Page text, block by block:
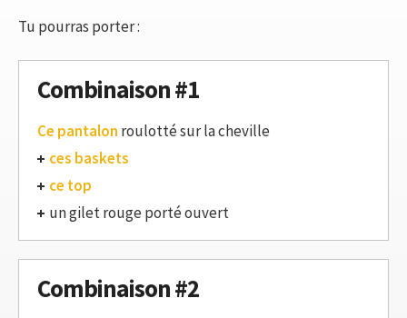
Tu pourras porter :
Combinaison #1
Ce pantalon roulotté sur la cheville
ces baskets
ce top
un gilet rouge porté ouvert
Combinaison #2